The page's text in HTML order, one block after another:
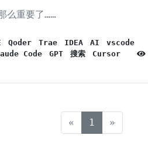
么重要了……
Qoder Trae IDEA AI
vscode
Code GPT 搜索
Cursor
« 1 (current)
»